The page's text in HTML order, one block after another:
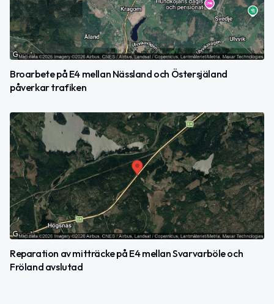
Broarbete på E4 mellan Nässland och Östersjäland
påverkar trafiken
Reparation av mitträcke på E4 mellan Svarvarböle och
Fröland avslutad